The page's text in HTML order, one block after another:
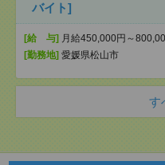
バイト]
[給 与] 月給450,000円～
[勤務地] 愛媛県松山市
す